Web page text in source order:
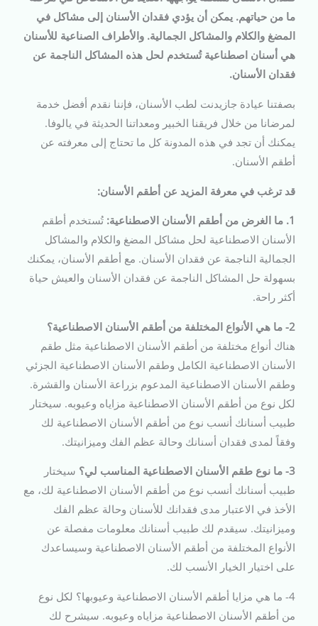
ما من حياتهم. يمكن أن يؤدي فقدان الأسنان إلى مشاكل في
المضغ والكلام والمشاكل الجمالية. والأطراف الصناعية للأسنان
هي أسنان اصطناعية تُستخدم لحل هذه المشاكل الناجمة عن
فقدان الأسنان.
بصفتنا عيادة جازيدنت لطب الأسنان، فإننا نقدم أفضل خدمة
لمرضانا من خلال فريقنا الخبير ومعداتنا الحديثة في يالوفا.
يمكنك أن تجد في هذه المدونة كل ما تحتاج إلى معرفته عن
أطقم الأسنان.
قد ترغب في معرفة المزيد عن أطقم الأسنان:
1. ما الغرض من أطقم الأسنان الاصطناعية:
تُستخدم أطقم
الأسنان الاصطناعية لحل مشاكل المضغ والكلام والمشاكل
الجمالية الناجمة عن فقدان الأسنان. مع أطقم الأسنان، يمكنك
بسهولة حل المشاكل الناجمة عن فقدان الأسنان والعيش حياة
أكثر راحة.
2- ما هي الأنواع المختلفة من أطقم الأسنان الاصطناعية؟
هناك أنواع مختلفة من أطقم الأسنان الاصطناعية مثل طقم
الأسنان الاصطناعية الكامل وطقم الأسنان الاصطناعية الجزئي
وطقم الأسنان الاصطناعية المدعوم بزراعة الأسنان والقشرة.
لكل نوع من أطقم الأسنان الاصطناعية مزاياه وعيوبه. سيختار
طبيب أسنانك أنسب نوع من أطقم الأسنان الاصطناعية لك
وفقاً لمدى فقدان أسنانك وحالة عظم الفك وميزانيتك.
3- ما نوع طقم الأسنان الاصطناعية المناسب لي؟
سيختار
طبيب أسنانك أنسب نوع من أطقم الأسنان الاصطناعية لك، مع
الأخذ في الاعتبار مدى فقدانك للأسنان وحالة عظم الفك
وميزانيتك. سيقدم لك طبيب أسنانك معلومات مفصلة عن
الأنواع المختلفة من أطقم الأسنان الاصطناعية وسيساعدك
على اختيار الخيار الأنسب لك.
4- ما هي مزايا أطقم الأسنان الاصطناعية وعيوبها؟ لكل نوع
من أطقم الأسنان الاصطناعية مزاياه وعيوبه. سيشرح لك